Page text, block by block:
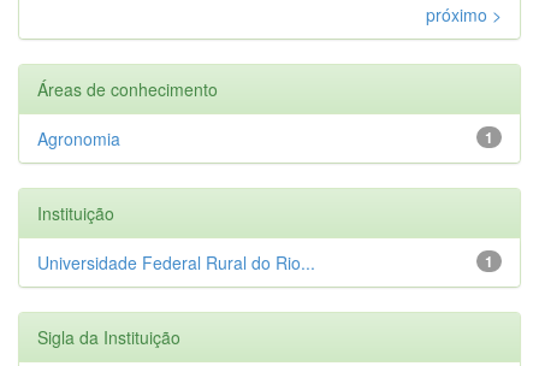
próximo >
Áreas de conhecimento
1
Agronomia
Instituição
1
Universidade Federal Rural do Rio...
Sigla da Instituição